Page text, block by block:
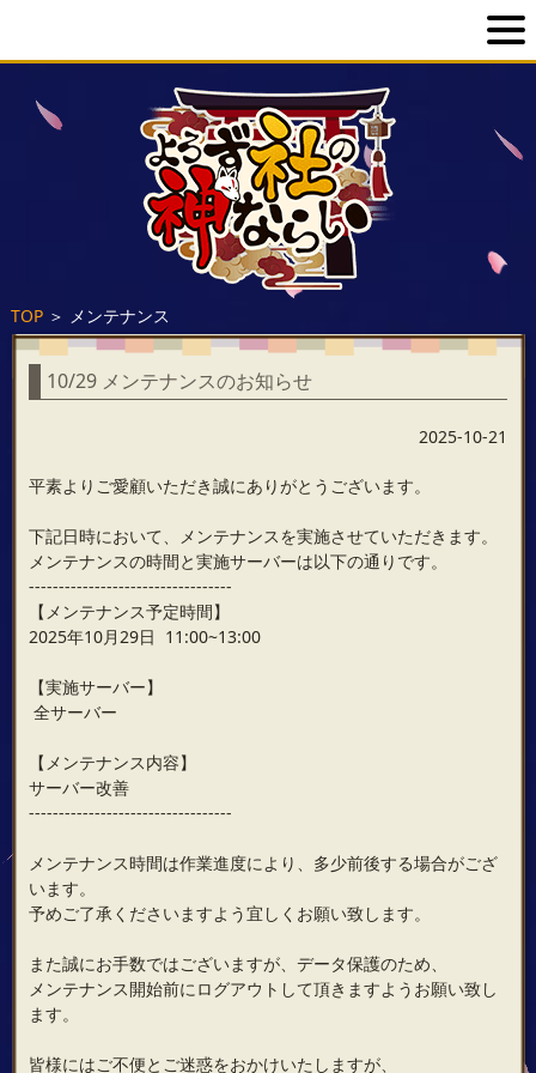
TOP＞ メンテナンス
10/29 メンテナンスのお知らせ
2025-10-21
平素よりご愛顧いただき誠にありがとうございます。
下記日時において、メンテナンスを実施させていただきます。
メンテナンスの時間と実施サーバーは以下の通りです。
----------------------------------
【メンテナンス予定時間】
2025年10月29日 11:00~13:00
【実施サーバー】
全サーバー
【メンテナンス内容】
サーバー改善
----------------------------------
メンテナンス時間は作業進度により、多少前後する場合がござ
います。
予めご了承くださいますよう宜しくお願い致します。
また誠にお手数ではございますが、データ保護のため、
メンテナンス開始前にログアウトして頂きますようお願い致し
ます。
皆様にはご不便とご迷惑をおかけいたしますが、